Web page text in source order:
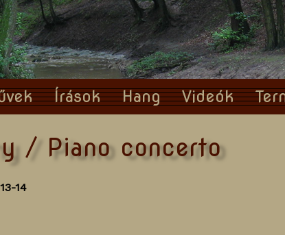
Írások Hang Videók
/ Piano concerto
14